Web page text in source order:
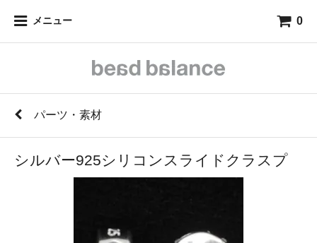
メニュー 0
パーツ・素材
シルバー925シリコンスライドクラスプ